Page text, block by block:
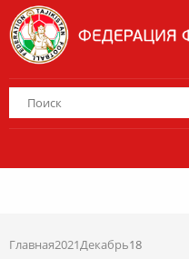
Главная2021Декабрь18